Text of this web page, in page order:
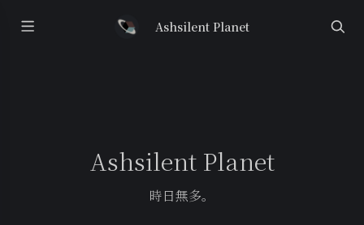
Ashsilent Planet
Ashsilent Planet
時日無多。